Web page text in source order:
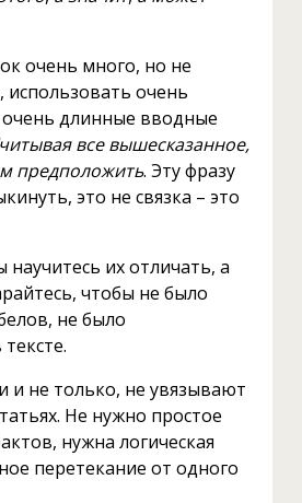
очень много, но не
использовать очень
длинные вводные
все вышесказанное,
предположить. Эту фразу
это не связка – это
их отличать, а
чтобы не было
не было
и не только, не увязывают
Не нужно простое
нужна логическая
перетекание от одного